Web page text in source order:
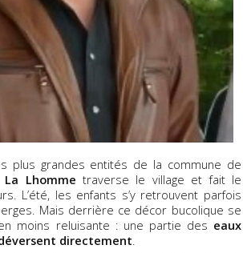
plus grandes entités de la commune de
La Lhomme traverse le village et fait le
L’été, les enfants s’y retrouvent parfois
Mais derrière ce décor bucolique se
moins reluisante : une partie des eaux
directement.